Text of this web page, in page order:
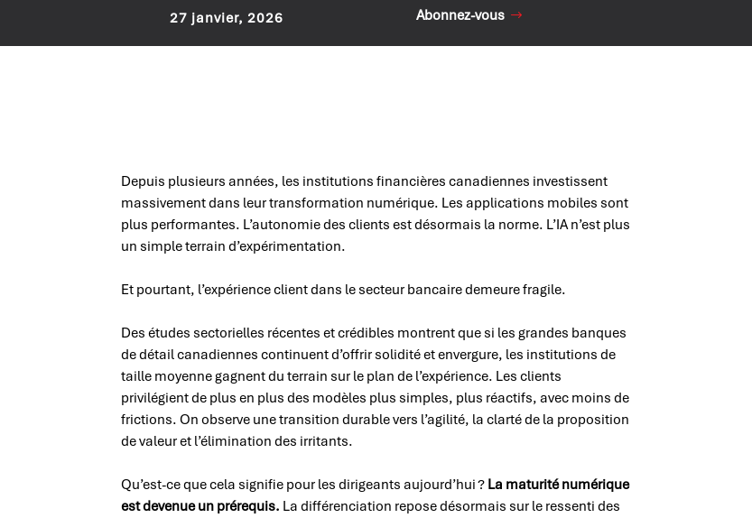
27 janvier, 2026 Abonnez-vous
Depuis plusieurs années, les institutions financières canadiennes investissent
massivement dans leur transformation numérique. Les applications mobiles sont
plus performantes. L’autonomie des clients est désormais la norme. L’IA n’est plus
un simple terrain d’expérimentation.
Et pourtant, l’expérience client dans le secteur bancaire demeure fragile.
Des études sectorielles récentes et crédibles montrent que si les grandes banques
de détail canadiennes continuent d’offrir solidité et envergure, les institutions de
taille moyenne gagnent du terrain sur le plan de l’expérience. Les clients
privilégient de plus en plus des modèles plus simples, plus réactifs, avec moins de
frictions. On observe une transition durable vers l’agilité, la clarté de la proposition
de valeur et l’élimination des irritants.
Qu’est-ce que cela signifie pour les dirigeants aujourd’hui ? La maturité numérique
est devenue un prérequis. La différenciation repose désormais sur le ressenti des